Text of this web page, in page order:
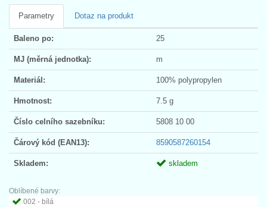
Parametry Dotaz na produkt
Baleno po: 25
MJ (měrná jednotka): m
Materiál: 100% polypropylen
Hmotnost: 7.5 g
Číslo celního sazebníku: 5808 10 00
Čárový kód (EAN13): 8590587260154
Skladem: skladem
Oblíbené barvy:
002 - bílá